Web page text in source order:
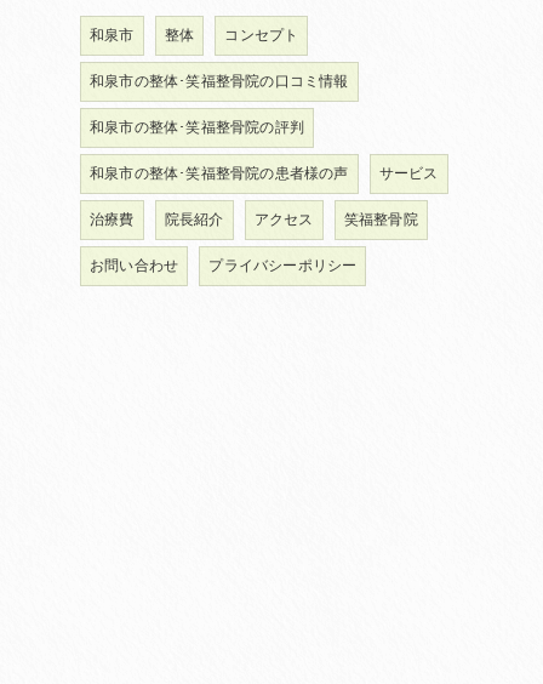
和泉市 整体 コンセプト
和泉市の整体･笑福整骨院の口コミ情報
和泉市の整体･笑福整骨院の評判
和泉市の整体･笑福整骨院の患者様の声 サービス
治療費 院長紹介 アクセス 笑福整骨院
お問い合わせ プライバシーポリシー